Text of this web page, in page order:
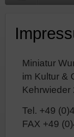
Miniatur
im Kultur &
Kehrwieder
Tel. +49
FAX +49